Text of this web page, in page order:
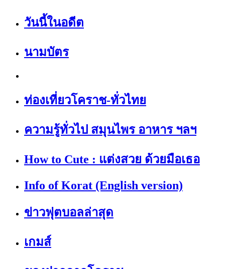
วันนี้ในอดีต
นามบัตร
ท่องเที่ยวโคราช-ทั่วไทย
ความรู้ทั่วไป สมุนไพร อาหาร ฯลฯ
How to Cute : แต่งสวย ด้วยมือเธอ
Info of Korat (English version)
ข่าวฟุตบอลล่าสุด
เกมส์